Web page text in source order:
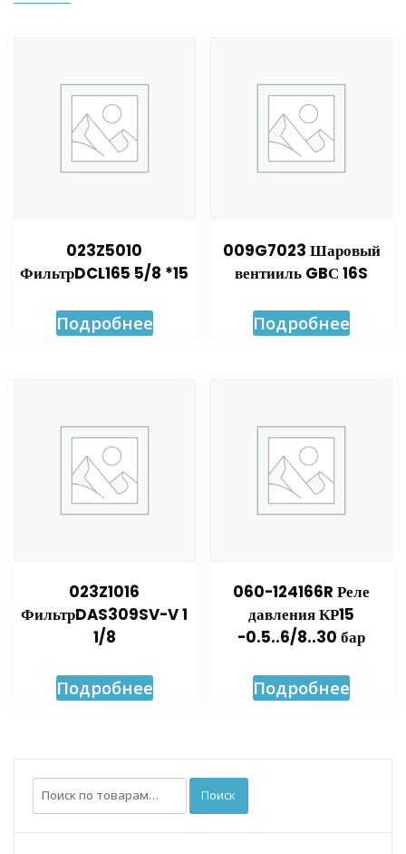
023Z5010
ФильтрDCL165 5/8 *15
Подробнее
009G7023 Шаровый
вентииль GBС 16S
Подробнее
023Z1016
ФильтрDAS309SV-V 1
1/8
Подробнее
060-124166R Реле
давления КР15
-0.5..6/8..30 бар
Подробнее
Искать: Поиск